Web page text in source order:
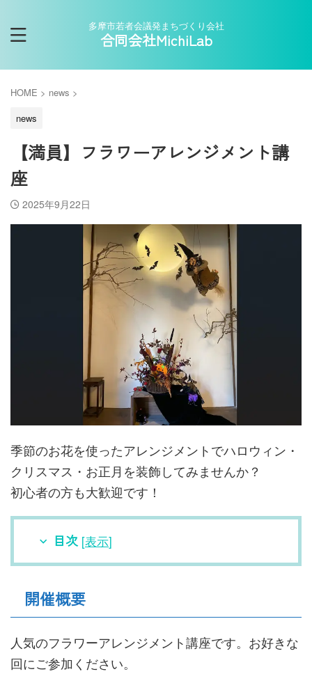
多摩市若者会議発まちづくり会社
合同会社MichiLab
HOME > news >
news
【満員】フラワーアレンジメント講
座
2025年9月22日
季節のお花を使ったアレンジメントでハロウィン・
クリスマス・お正月を装飾してみませんか？
初心者の方も大歓迎です！
目次 [表示]
開催概要
人気のフラワーアレンジメント講座です。お好きな
回にご参加ください。